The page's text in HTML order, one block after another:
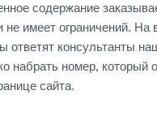
содержание
не имеет ограничений.
ответят консультанты
набрать номер, который
сайта.